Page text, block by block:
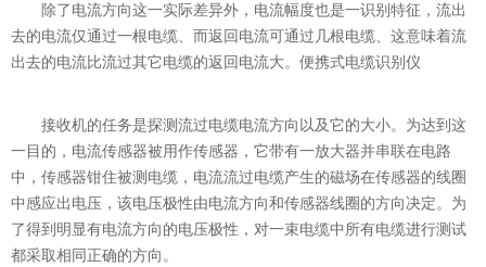
除了电流方向这一实际差异外，电流幅度也是一识别特征，流出
去的电流仅通过一根电缆、而返回电流可通过几根电缆、这意味着流
出去的电流比流过其它电缆的返回电流大。便携式电缆识别仪
接收机的任务是探测流过电缆电流方向以及它的大小。为达到这
一目的，电流传感器被用作传感器，它带有一放大器并串联在电路
中，传感器钳住被测电缆，电流流过电缆产生的磁场在传感器的线圈
中感应出电压，该电压极性由电流方向和传感器线圈的方向决定。为
了得到明显有电流方向的电压极性，对一束电缆中所有电缆进行测试
都采取相同正确的方向。